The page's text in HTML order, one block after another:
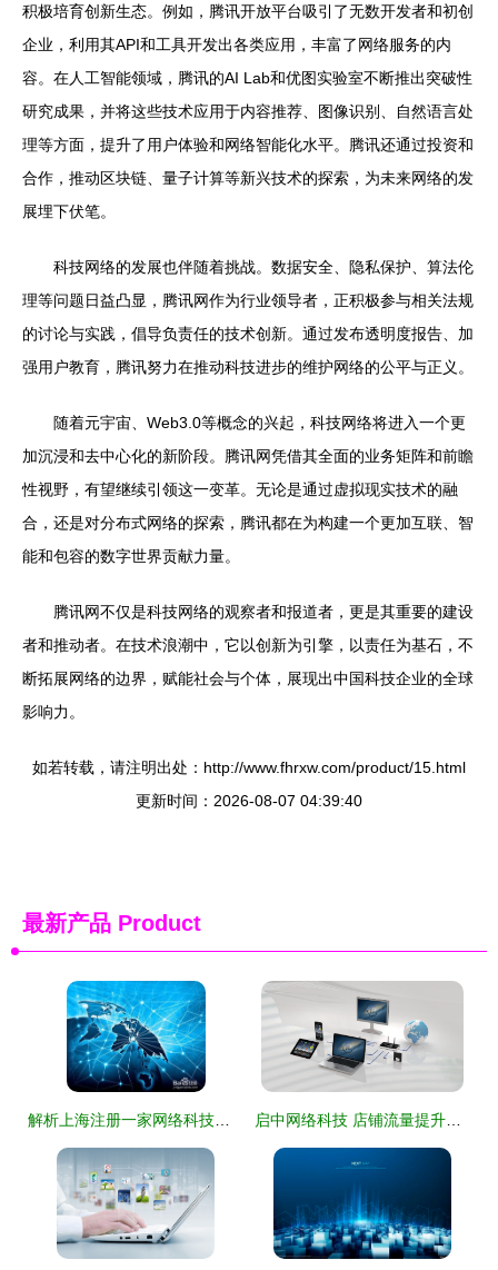
积极培育创新生态。例如，腾讯开放平台吸引了无数开发者和初创
企业，利用其API和工具开发出各类应用，丰富了网络服务的内
容。在人工智能领域，腾讯的AI Lab和优图实验室不断推出突破性
研究成果，并将这些技术应用于内容推荐、图像识别、自然语言处
理等方面，提升了用户体验和网络智能化水平。腾讯还通过投资和
合作，推动区块链、量子计算等新兴技术的探索，为未来网络的发
展埋下伏笔。
科技网络的发展也伴随着挑战。数据安全、隐私保护、算法伦
理等问题日益凸显，腾讯网作为行业领导者，正积极参与相关法规
的讨论与实践，倡导负责任的技术创新。通过发布透明度报告、加
强用户教育，腾讯努力在推动科技进步的维护网络的公平与正义。
随着元宇宙、Web3.0等概念的兴起，科技网络将进入一个更
加沉浸和去中心化的新阶段。腾讯网凭借其全面的业务矩阵和前瞻
性视野，有望继续引领这一变革。无论是通过虚拟现实技术的融
合，还是对分布式网络的探索，腾讯都在为构建一个更加互联、智
能和包容的数字世界贡献力量。
腾讯网不仅是科技网络的观察者和报道者，更是其重要的建设
者和推动者。在技术浪潮中，它以创新为引擎，以责任为基石，不
断拓展网络的边界，赋能社会与个体，展现出中国科技企业的全球
影响力。
如若转载，请注明出处：http://www.fhrxw.com/product/15.html
更新时间：2026-08-07 04:39:40
最新产品 Product